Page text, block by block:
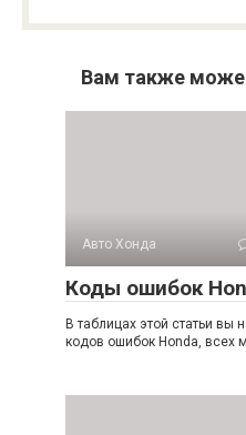
Вам также
Авто Хонда
Коды ошибок
В таблицах этой статьи вы
кодов ошибок Honda, всех